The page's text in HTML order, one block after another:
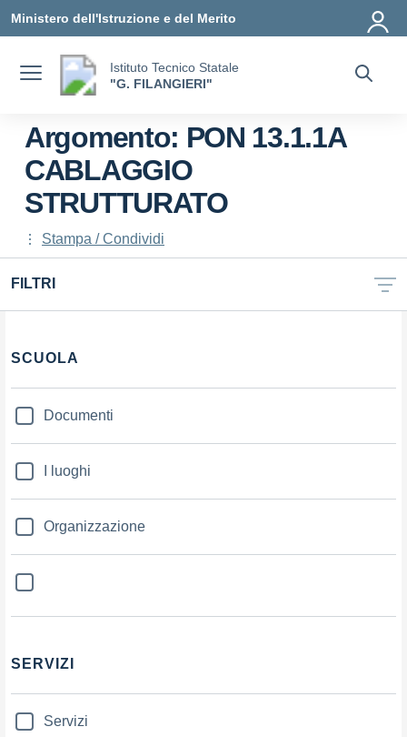
Ministero dell'Istruzione e del Merito
Istituto Tecnico Statale
"G. FILANGIERI"
Argomento: PON 13.1.1A
CABLAGGIO
STRUTTURATO
Stampa / Condividi
FILTRI
SCUOLA
Documenti
I luoghi
Organizzazione
SERVIZI
Servizi